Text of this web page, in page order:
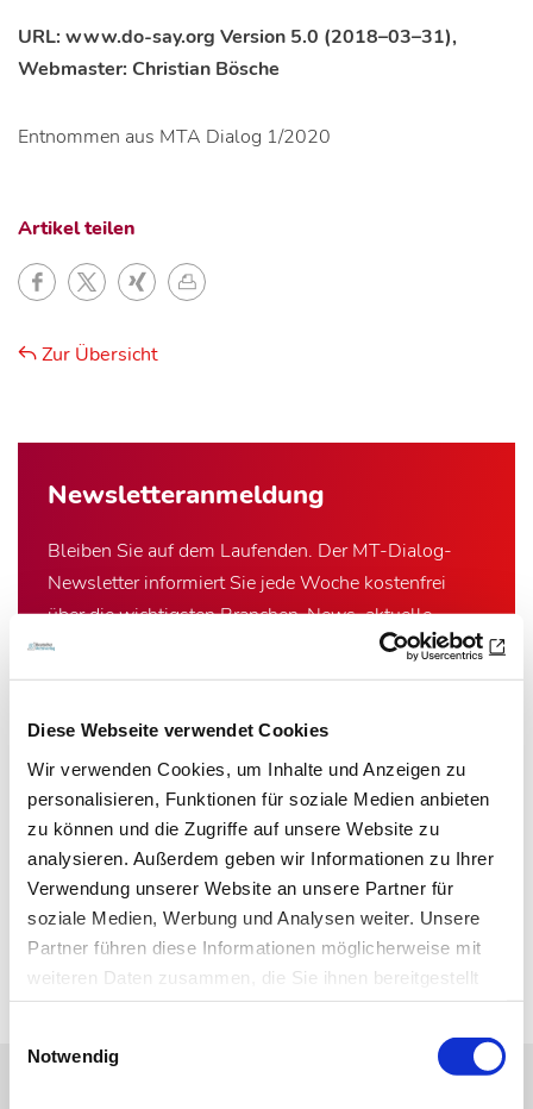
Diese Webseite verwendet Cookies
Wir verwenden Cookies, um Inhalte und Anzeigen zu
personalisieren, Funktionen für soziale Medien anbieten
zu können und die Zugriffe auf unsere Website zu
analysieren. Außerdem geben wir Informationen zu Ihrer
Verwendung unserer Website an unsere Partner für
soziale Medien, Werbung und Analysen weiter. Unsere
Partner führen diese Informationen möglicherweise mit
weiteren Daten zusammen, die Sie ihnen bereitgestellt
haben oder die sie im Rahmen Ihrer Nutzung der Dienste
Notwendig
Newsletter­anmeldung
Bleiben Sie auf dem Laufenden. Der MT-Dialog-
Newsletter informiert Sie jede Woche kostenfrei
über die wichtigsten Branchen-News, aktuelle
Themen und die neusten Stellenangebote.
Ich habe die Hinweise zum Datenschutzgelesen.*
Newsletter abonnieren
* Pflichtfeld
URL: www.do-say.org Version 5.0 (2018–03–31),
Webmaster: Christian Bösche
Entnommen aus MTA Dialog 1/2020
Artikel teilen
Zur Übersicht